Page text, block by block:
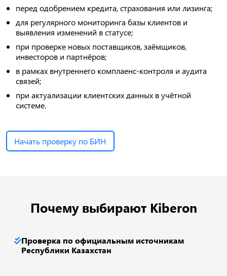
перед одобрением кредита, страхования или лизинга;
для регулярного мониторинга базы клиентов и
выявления изменений в статусе;
при проверке новых поставщиков, заёмщиков,
инвесторов и партнёров;
в рамках внутреннего комплаенс-контроля и аудита
связей;
при актуализации клиентских данных в учётной
системе.
Начать проверку по БИН
Почему выбирают Kiberon
Проверка по официальным источникам
Республики Казахстан